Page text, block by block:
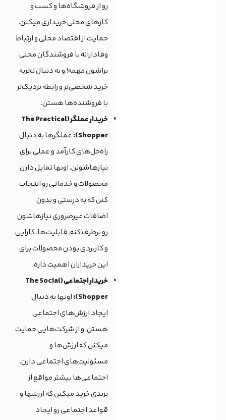
رو از فروشگاه‌ها و کسب و
کارهای محلی خریداری میکنن.
حمایت از اقتصاد محلی و ارتباط
وفادارانه با فروشندگان محلی
براشون مهمه! و به دنبال تجربه
خرید شخصی‌تر و رابطه نزدیک‌تر
با فروشنده‌ها هستن.
خریدار عملگر (The Practical
Shopper):
عملگرها به دنبال
راه‌حل‌های کارآمد و عملی برای
نیازهاشونن. اونها تمایل دارن
محصولات و خدماتی رو انتخاب
کنن که به درستی و بدون
اضافات غیرضروری نیازهاشون
رو برطرف کنه. قابلیت‌ها، کارایی
و کاربردی بودن محصولات برای
این خریداران اهمیت داره.
خریدار اجتماعی (The Social
Shopper):
اونها به دنبال
ایجاد ارزش‌های اجتماعی
هستن. و از شرکت‌هایی حمایت
میکنن که ارزش‌ها و
مسئولیت‌های اجتماعی دارن.
اجتماعی‌ها بیشتر مواقع از
برندی خرید میکنن که ارزشها و
قواعد اجتماعی رو ایجاد